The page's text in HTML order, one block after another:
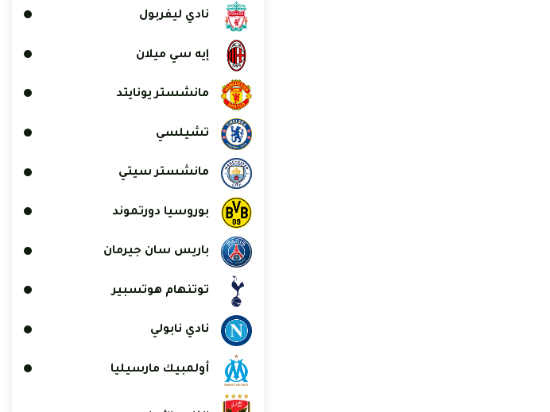
نادي ليفربول
إيه سي ميلان
مانشستر يونايتد
تشيلسي
مانشستر سيتي
بوروسيا دورتموند
باريس سان جيرمان
توتنهام هوتسبير
نادي نابولي
أولمبيك مارسيليا